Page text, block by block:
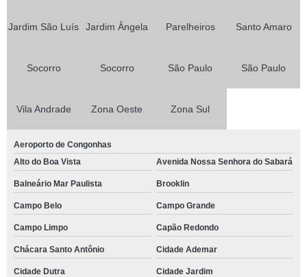
Jardim São Luís Jardim Ângela Parelheiros Santo Amaro
Socorro Socorro São Paulo São Paulo
Vila Andrade Zona Oeste Zona Sul
Aeroporto de Congonhas
Alto do Boa Vista
Avenida Nossa Senhora do Sabará
Balneário Mar Paulista Brooklin
Campo Belo Campo Grande
Campo Limpo Capão Redondo
Chácara Santo Antônio Cidade Ademar
Cidade Dutra Cidade Jardim